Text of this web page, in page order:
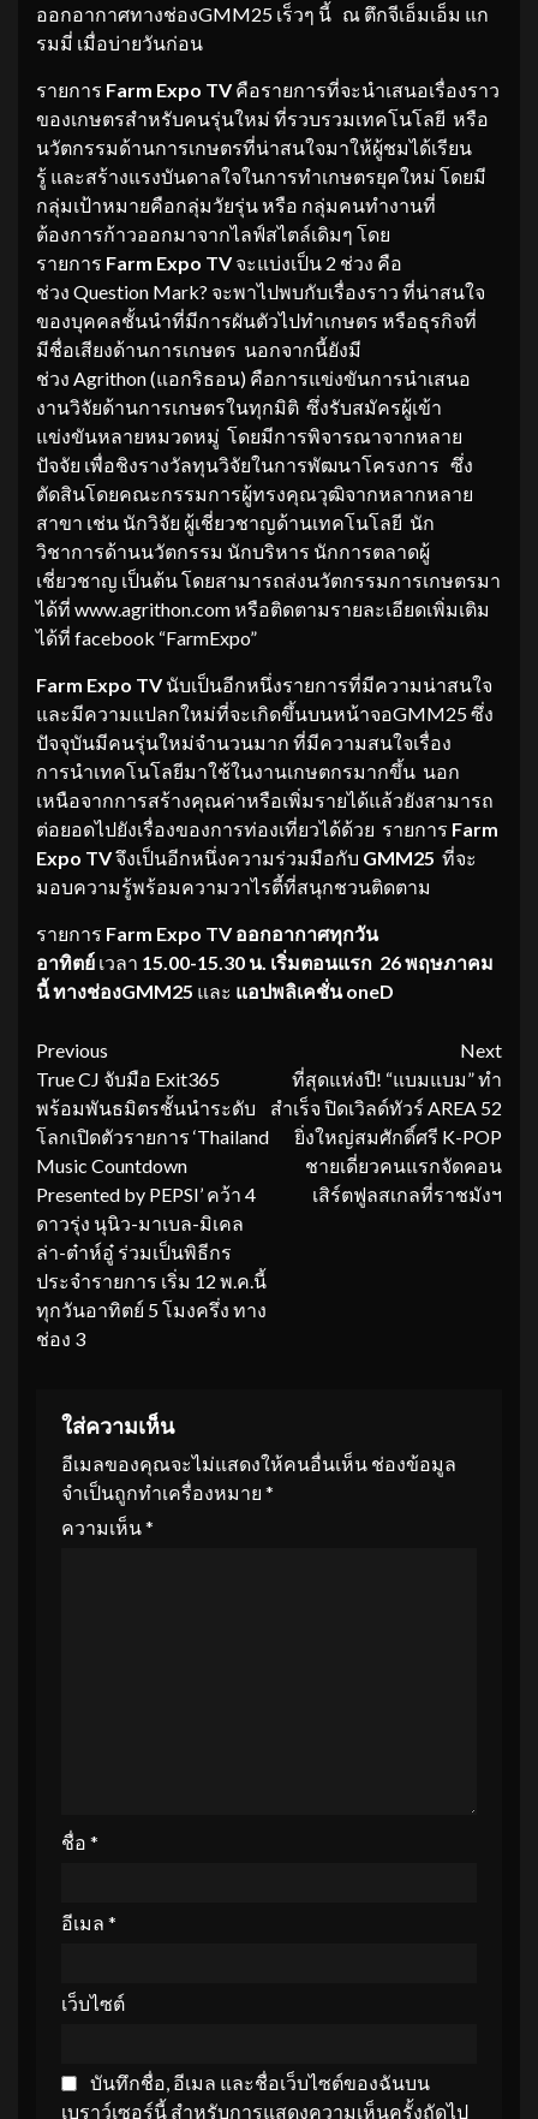
ออกอากาศทางช่องGMM25 เร็วๆ นี้ ณ ตึกจีเอ็มเอ็ม แก
รมมี่ เมื่อบ่ายวันก่อน
รายการ Farm Expo TVคือรายการที่จะนำเสนอเรื่องราว
ของเกษตรสำหรับคนรุ่นใหม่ ที่รวบรวมเทคโนโลยี หรือ
นวัตกรรมด้านการเกษตรที่น่าสนใจมาให้ผู้ชมได้เรียน
รู้ และสร้างแรงบันดาลใจในการทำเกษตรยุคใหม่ โดยมี
กลุ่มเป้าหมายคือกลุ่มวัยรุ่น หรือ กลุ่มคนทำงานที่
ต้องการก้าวออกมาจากไลฟ์สไตล์เดิมๆ โดย
รายการ Farm Expo TVจะแบ่งเป็น 2 ช่วง คือ
ช่วง Question Mark? จะพาไปพบกับเรื่องราว ที่น่าสนใจ
ของบุคคลชั้นนำที่มีการผันตัวไปทำเกษตร หรือธุรกิจที่
มีชื่อเสียงด้านการเกษตร นอกจากนี้ยังมี
ช่วง Agrithon (แอกริธอน) คือการแข่งขันการนำเสนอ
งานวิจัยด้านการเกษตรในทุกมิติ ซึ่งรับสมัครผู้เข้า
แข่งขันหลายหมวดหมู่ โดยมีการพิจารณาจากหลาย
ปัจจัย เพื่อชิงรางวัลทุนวิจัยในการพัฒนาโครงการ ซึ่ง
ตัดสินโดยคณะกรรมการผู้ทรงคุณวุฒิจากหลากหลาย
สาขา เช่น นักวิจัย ผู้เชี่ยวชาญด้านเทคโนโลยี นัก
วิชาการด้านนวัตกรรม นักบริหาร นักการตลาดผู้
เชี่ยวชาญ เป็นต้น โดยสามารถส่งนวัตกรรมการเกษตรมา
ได้ที่ www.agrithon.com หรือติดตามรายละเอียดเพิ่มเติม
ได้ที่ facebook “FarmExpo”
Farm Expo TVนับเป็นอีกหนึ่งรายการที่มีความน่าสนใจ
และมีความแปลกใหม่ที่จะเกิดขึ้นบนหน้าจอGMM25 ซึ่ง
ปัจจุบันมีคนรุ่นใหม่จำนวนมาก ที่มีความสนใจเรื่อง
การนำเทคโนโลยีมาใช้ในงานเกษตกรมากขึ้น นอก
เหนือจากการสร้างคุณค่าหรือเพิ่มรายได้แล้วยังสามารถ
ต่อยอดไปยังเรื่องของการท่องเที่ยวได้ด้วย รายการ Farm
Expo TVจึงเป็นอีกหนึ่งความร่วมมือกับ GMM25 ที่จะ
มอบความรู้พร้อมความวาไรตี้ที่สนุกชวนติดตาม
รายการ Farm Expo TVออกอากาศทุกวัน
อาทิตย์ เวลา 15.00-15.30 น. เริ่มตอนแรก 26 พฤษภาคม
นี้ ทางช่องGMM25 และ แอปพลิเคชั่นoneD
Continue
Reading
Previous
True CJ จับมือ Exit365
พร้อมพันธมิตรชั้นนำระดับ
โลกเปิดตัวรายการ ‘Thailand
Music Countdown
Presented by PEPSI’ คว้า 4
ดาวรุ่ง นุนิว-มาเบล-มิเคล
ล่า-ต๋าห์อู๋ ร่วมเป็นพิธีกร
ประจำรายการ เริ่ม 12 พ.ค.นี้
ทุกวันอาทิตย์ 5 โมงครึ่ง ทาง
ช่อง 3
Next
ที่สุดแห่งปี! “แบมแบม” ทำ
สำเร็จ ปิดเวิลด์ทัวร์ AREA 52
ยิ่งใหญ่สมศักดิ์ศรี K-POP
ชายเดี่ยวคนแรกจัดคอน
เสิร์ตฟูลสเกลที่ราชมังฯ
ใส่ความเห็น
อีเมลของคุณจะไม่แสดงให้คนอื่นเห็น ช่องข้อมูล
จำเป็นถูกทำเครื่องหมาย *
ความเห็น*
ชื่อ *
อีเมล *
เว็บไซต์
บันทึกชื่อ, อีเมล และชื่อเว็บไซต์ของฉันบน
เบราว์เซอร์นี้ สำหรับการแสดงความเห็นครั้งถัดไป